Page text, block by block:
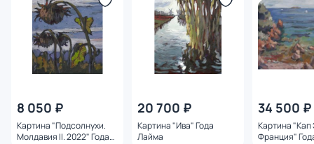
8 050 ₽
Картина "Подсолнухи.
Молдавия II. 2022" Года
20 700 ₽
Картина "Ива" Года
Лайма
34 500 ₽
Картина "Кап
Франция"